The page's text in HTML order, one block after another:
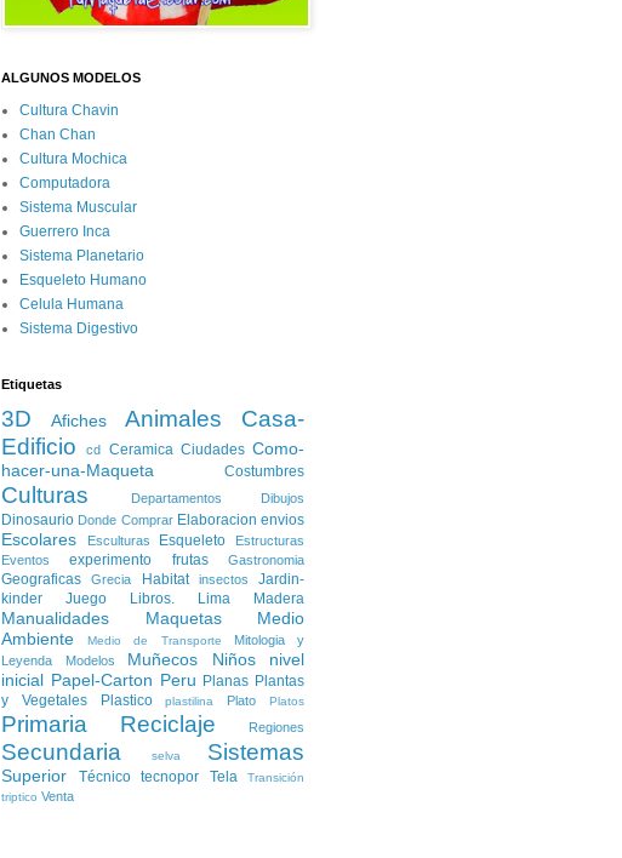
ALGUNOS MODELOS
Cultura Chavin
Chan Chan
Cultura Mochica
Computadora
Sistema Muscular
Guerrero Inca
Sistema Planetario
Esqueleto Humano
Celula Humana
Sistema Digestivo
Etiquetas
3D Afiches Animales
Casa-
Edificio
cd Ceramica Ciudades Como-
hacer-una-Maqueta
Costumbres
Culturas Departamentos Dibujos
Dinosaurio Donde Comprar Elaboracion envios
Escolares Esculturas Esqueleto
Estructuras
Eventos
experimento frutas Gastronomia
Geograficas Grecia Habitat insectos
Jardin-
kinder
Juego Libros. Lima Madera
Manualidades Maquetas
Medio
Ambiente
Medio de Transporte
Mitologia y
Leyenda
Modelos Muñecos Niños
nivel
inicial Papel-Carton Peru Planas Plantas
y Vegetales
Plastico plastilina Plato Platos
Primaria Reciclaje Regiones
Secundaria selva Sistemas
Superior Técnico tecnopor Tela
Transición
triptico Venta